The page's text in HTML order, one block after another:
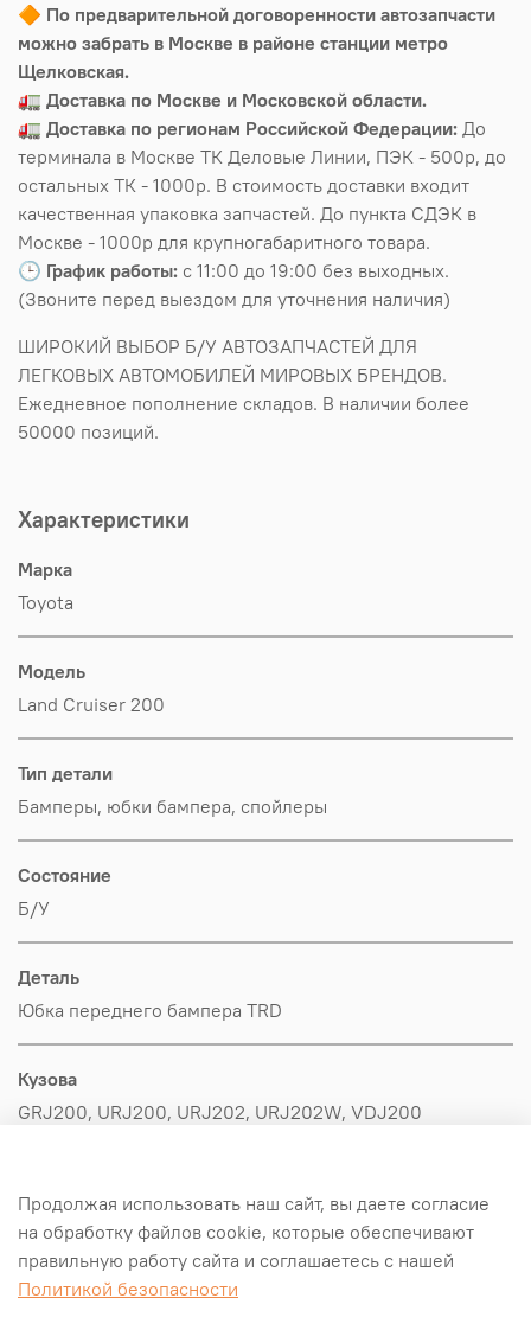
🔶 По предварительной договоренности автозапчасти
можно забрать в Москве в районе станции метро
Щелковская.
🚛 Доставка по Москве и Московской области.
🚛 Доставка по регионам Российской Федерации: До
терминала в Москве ТК Деловые Линии, ПЭК - 500р, до
остальных ТК - 1000р. В стоимость доставки входит
качественная упаковка запчастей. До пункта СДЭК в
Москве - 1000р для крупногабаритного товара.
🕒 График работы: с 11:00 до 19:00 без выходных.
(Звоните перед выездом для уточнения наличия)
ШИРОКИЙ ВЫБОР Б/У АВТОЗАПЧАСТЕЙ ДЛЯ
ЛЕГКОВЫХ АВТОМОБИЛЕЙ МИРОВЫХ БРЕНДОВ.
Ежедневное пополнение складов. В наличии более
50000 позиций.
Характеристики
Марка
Toyota
Модель
Land Cruiser 200
Тип детали
Бамперы, юбки бампера, спойлеры
Состояние
Б/У
Деталь
Юбка переднего бампера TRD
Кузова
GRJ200, URJ200, URJ202, URJ202W, VDJ200
Toyota
Оригинал/Аналог
Продолжая использовать наш сайт, вы даете согласие
на обработку файлов cookie, которые обеспечивают
правильную работу сайта и соглашаетесь с нашей
Политикой безопасности